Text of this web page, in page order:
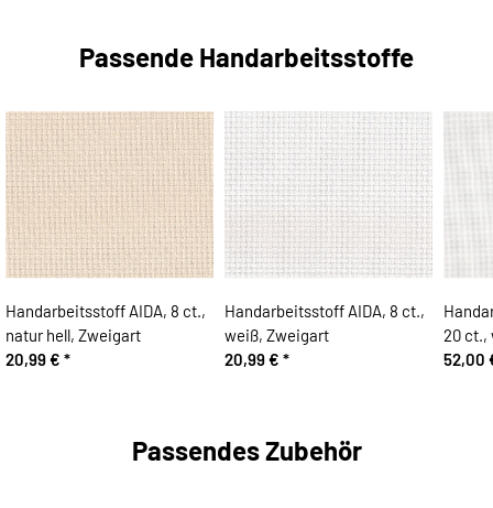
Passende Handarbeitsstoffe
Handarbeitsstoff AIDA, 8 ct.,
natur hell, Zweigart
20,99 € *
Handarbeitsstoff AIDA, 8 ct.,
weiß, Zweigart
20,99 € *
20 ct.,
52,00
Passendes Zubehör